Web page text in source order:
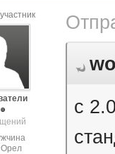
Орел
c